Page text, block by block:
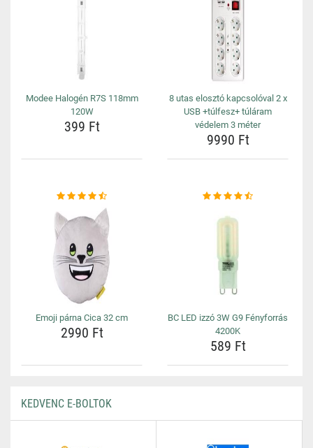
Modee Halogén R7S 118mm
120W
399 Ft
8 utas elosztó kapcsolóval 2 x
USB +túlfesz+ túláram
védelem 3 méter
9990 Ft
Emoji párna Cica 32 cm
2990 Ft
BC LED izzó 3W G9 Fényforrás
4200K
589 Ft
KEDVENC E-BOLTOK